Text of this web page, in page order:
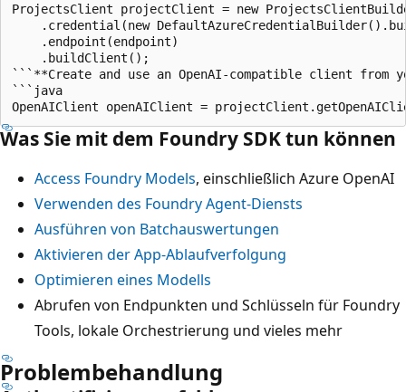
ProjectsClient projectClient = new
.credential(new
    .endpoint(endpoint)
    .buildClient();
```**Create and use an OpenAI-compatible client from
```java
Was Sie mit dem Foundry SDK tun können
Access Foundry Models, einschließlich Azure OpenAI
Verwenden des Foundry Agent-Diensts
Ausführen von Batchauswertungen
Aktivieren der App-Ablaufverfolgung
Optimieren eines Modells
Abrufen von Endpunkten und Schlüsseln für Foundry
Tools, lokale Orchestrierung und vieles mehr
Problembehandlung